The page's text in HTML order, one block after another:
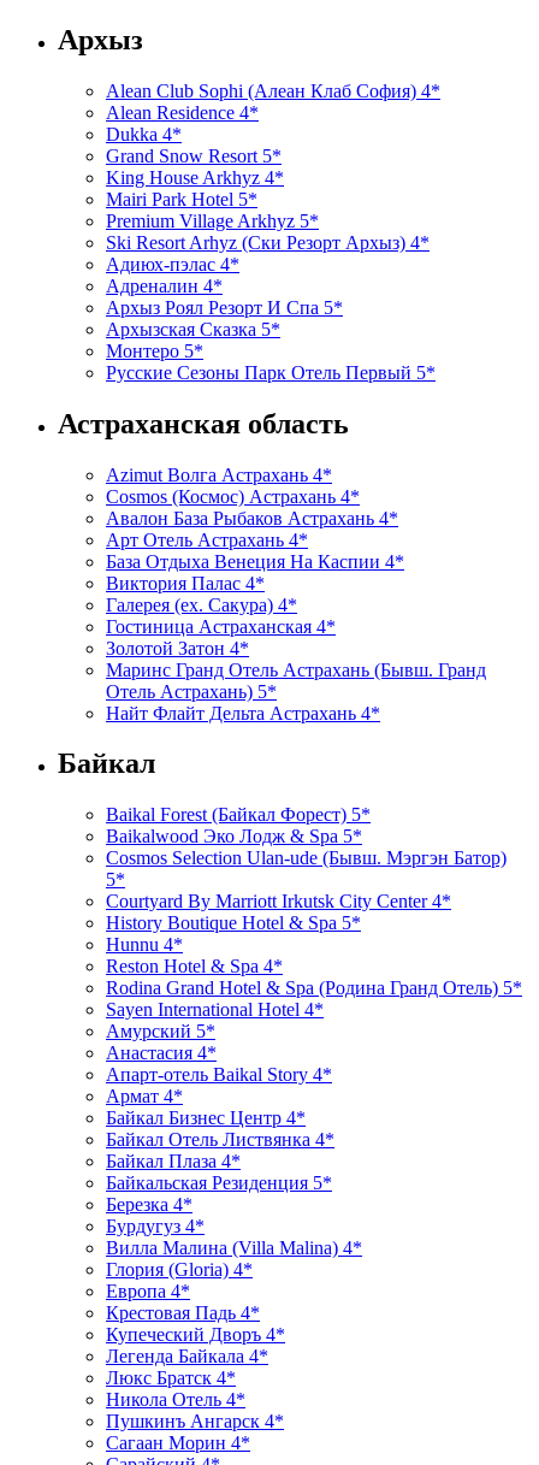
Архыз
Alean Club Sophi (Алеан Клаб София) 4*
Alean Residence 4*
Dukka 4*
Grand Snow Resort 5*
King House Arkhyz 4*
Mairi Park Hotel 5*
Premium Village Arkhyz 5*
Ski Resort Arhyz (Ски Резорт Архыз) 4*
Адиюх-пэлас 4*
Адреналин 4*
Архыз Роял Резорт И Спа 5*
Архызская Сказка 5*
Монтеро 5*
Русские Сезоны Парк Отель Первый 5*
Астраханская область
Azimut Волга Астрахань 4*
Cosmos (Космос) Астрахань 4*
Авалон База Рыбаков Астрахань 4*
Арт Отель Астрахань 4*
База Отдыха Венеция На Каспии 4*
Виктория Палас 4*
Галерея (ex. Сакура) 4*
Гостиница Астраханская 4*
Золотой Затон 4*
Маринс Гранд Отель Астрахань (Бывш. Гранд
Отель Астрахань) 5*
Найт Флайт Дельта Астрахань 4*
Байкал
Baikal Forest (Байкал Форест) 5*
Baikalwood Эко Лодж & Spa 5*
Cosmos Selection Ulan-ude (Бывш. Мэргэн Батор)
5*
Courtyard By Marriott Irkutsk City Center 4*
History Boutique Hotel & Spa 5*
Hunnu 4*
Reston Hotel & Spa 4*
Rodina Grand Hotel & Spa (Родина Гранд Отель) 5*
Sayen International Hotel 4*
Амурский 5*
Анастасия 4*
Апарт-отель Baikal Story 4*
Армат 4*
Байкал Бизнес Центр 4*
Байкал Отель Листвянка 4*
Байкал Плаза 4*
Байкальская Резиденция 5*
Березка 4*
Бурдугуз 4*
Вилла Малина (Villa Malina) 4*
Глория (Gloria) 4*
Европа 4*
Крестовая Падь 4*
Купеческий Дворъ 4*
Легенда Байкала 4*
Люкс Братск 4*
Никола Отель 4*
Пушкинъ Ангарск 4*
Сагаан Морин 4*